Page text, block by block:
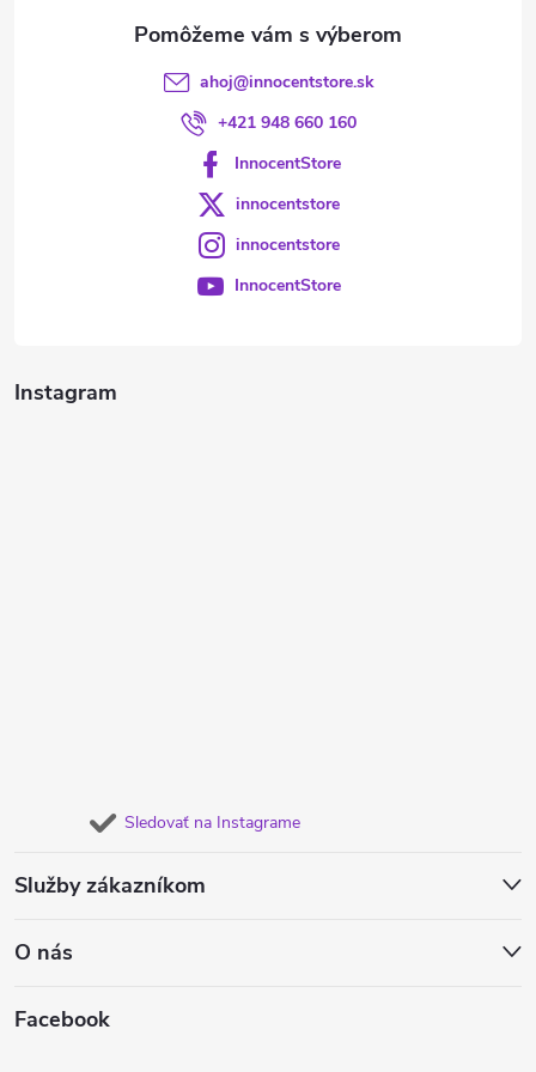
Instagram
Sledovať na Instagrame
Služby zákazníkom
O nás
Facebook
ahoj@innocentstore.sk
+421 948 660 160
InnocentStore
innocentstore
innocentstore
InnocentStore